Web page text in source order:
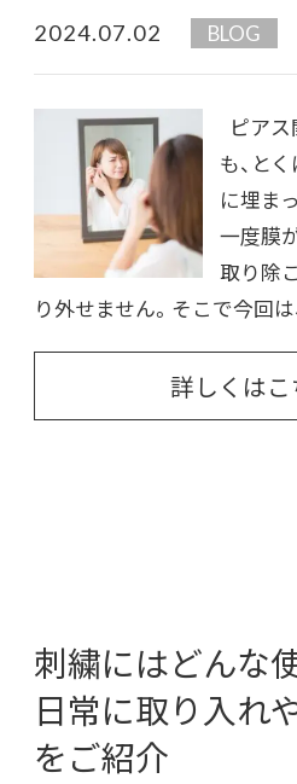
2024.07.02 BLOG
ピア
も、と
に埋ま
一度膜
取り除
り外せません。そこで今回
詳しくはこ
刺繍にはどんな
日常に取り入れ
をご紹介